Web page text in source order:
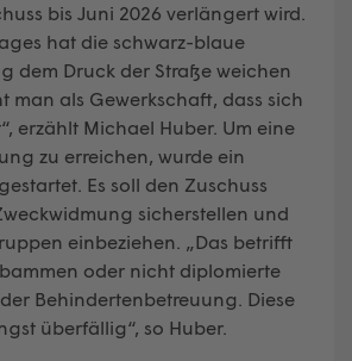
bis Juni 2026 verlängert wird.
hat die schwarz-blaue
dem Druck der Straße weichen
man als Gewerkschaft, dass sich
erzählt Michael Huber. Um eine
zu erreichen, wurde ein
Es soll den Zuschuss
sicherstellen und
einbeziehen. „Das betrifft
oder nicht diplomierte
Behindertenbetreuung. Diese
überfällig“, so Huber.